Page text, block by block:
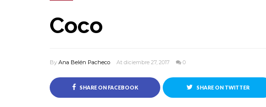
Coco
By Ana Belén Pacheco At diciembre 27, 2017 0
SHARE ON FACEBOOK SHARE ON TWITTER